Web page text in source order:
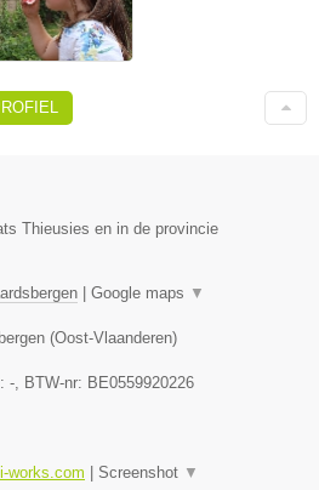
Thieusies en in de provincie
| Google maps ▼
(Oost-Vlaanderen)
- , BTW-nr: BE0559920226
works.com | Screenshot ▼